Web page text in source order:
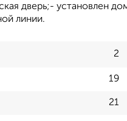
дверь;- установлен
линии.
2
19
21